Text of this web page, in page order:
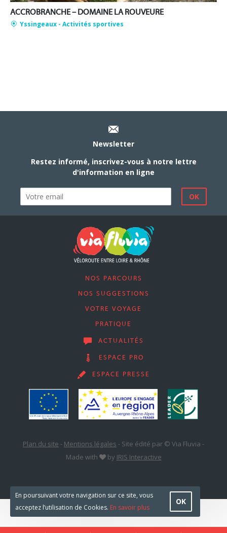
ACCROBRANCHE – DOMAINE LA ROUVEURE
Yssingeaux - Activités sportives
Newsletter
Restez informé, inscrivez-vous à notre lettre
d'information en ligne
NOS PARCOURS
NOS SUGGESTIONS
VOTRE VOYAGE
PRATIQUE
ACTUALITÉS
ESPACE PRO
ESPACE PRESSE
Plan du site - Mentions légales - Site édité par © Via Fluvia -
Made with
by IRIS Interactive
En poursuivant votre navigation sur ce site, vous
acceptez l’utilisation de Cookies. En savoir plus
OK